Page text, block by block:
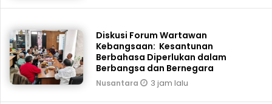
Diskusi Forum Wartawan
Kebangsaan: Kesantunan
Berbahasa Diperlukan dalam
Berbangsa dan Bernegara
Nusantara 3 jam lalu